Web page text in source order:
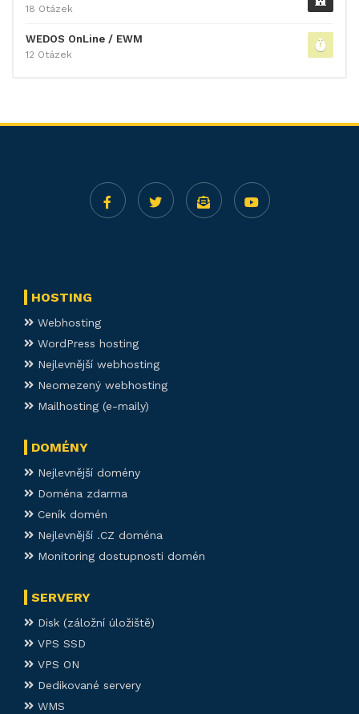
18 Otázek
WEDOS OnLine / EWM
12 Otázek
HOSTING
Webhosting
WordPress hosting
Nejlevnější webhosting
Neomezený webhosting
Mailhosting (e-maily)
DOMÉNY
Nejlevnější domény
Doména zdarma
Ceník domén
Nejlevnější .CZ doména
Monitoring dostupnosti domén
SERVERY
Disk (záložní úložiště)
VPS SSD
VPS ON
Dedikované servery
WMS